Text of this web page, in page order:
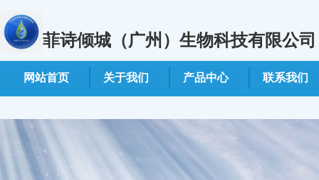
菲诗倾城（广州）生物科技有限公司
网站首页 关于我们 产品中心 联系我们